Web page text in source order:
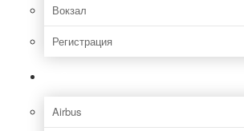
Вокзал
Регистрация
Airbus